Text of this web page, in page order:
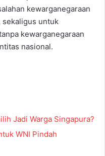
kewarganegaraan
sekaligus untuk
kewarganegaraan
nasional.
Jadi Warga Singapura?
WNI Pindah